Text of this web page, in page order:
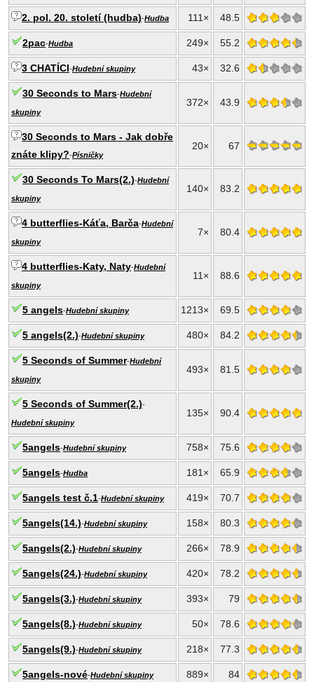
2. pol. 20. století (hudba)-Hudba 111× 48.5
2pac-Hudba 249× 55.2
3 CHATÍCI-Hudební skupiny 43× 32.6
30 Seconds to Mars-Hudební
skupiny
372× 43.9
30 Seconds to Mars - Jak dobře
znáte klipy?-Písničky
20× 67
30 Seconds To Mars(2.)-Hudební
skupiny
140× 83.2
4 butterflies-Káťa, Barča-Hudební
skupiny
7× 80.4
4 butterflies-Katy, Naty-Hudební
skupiny
11× 88.6
5 angels-Hudební skupiny 1213× 69.5
5 angels(2.)-Hudební skupiny 480× 84.2
5 Seconds of Summer-Hudební
skupiny
493× 81.5
5 Seconds of Summer(2.)-
Hudební skupiny
135× 90.4
5angels-Hudební skupiny 758× 75.6
5angels-Hudba 181× 65.9
5angels test č.1-Hudební skupiny 419× 70.7
5angels(14.)-Hudební skupiny 158× 80.3
5angels(2.)-Hudební skupiny 266× 78.9
5angels(24.)-Hudební skupiny 420× 78.2
5angels(3.)-Hudební skupiny 393× 79
5angels(8.)-Hudební skupiny 50× 78.6
5angels(9.)-Hudební skupiny 218× 77.3
5angels-nové-Hudební skupiny 889× 84